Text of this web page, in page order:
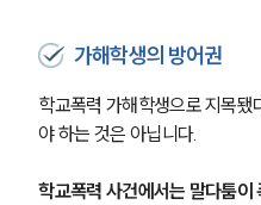
가해학생의 방어권
학교폭력 가해학생으로 지목
야 하는 것은 아닙니다.
학교폭력 사건에서는 말다툼